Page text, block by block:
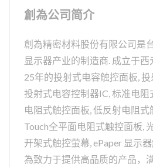
創為公司简介
創為精密材料股份有限公司是
显示器产业的制造商. 成立于
25年的投射式电容触控面板,
投射式电容控制器IC, 标准电阻
电阻式触控面板, 低反射电阻式
Touch全平面电阻式触控面板,
开架式触控萤幕, ePaper 显示
為致力于提供高品质的产品，